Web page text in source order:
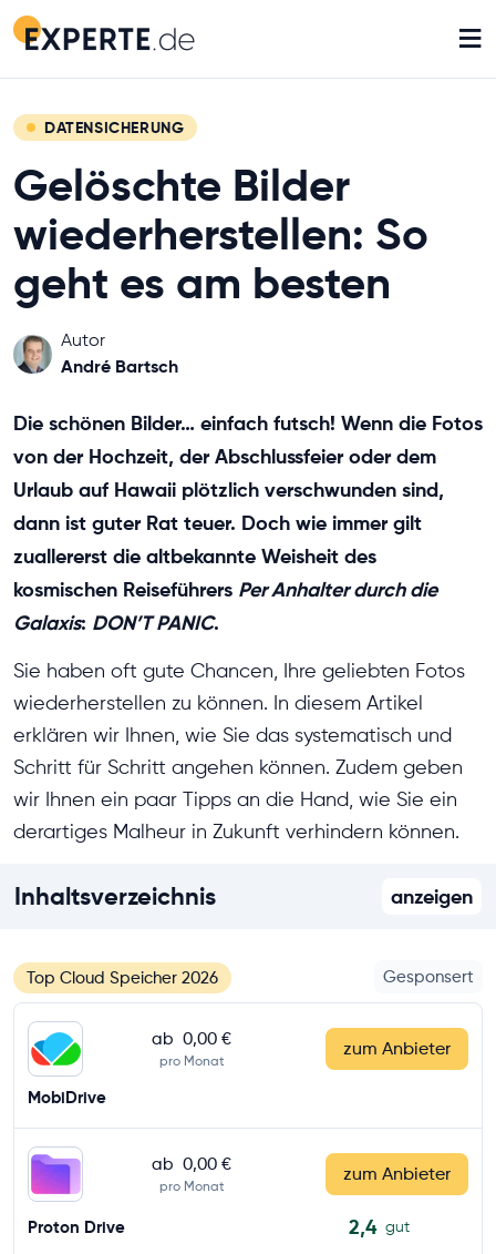
≡
DATENSICHERUNG
Gelöschte Bilder
wiederherstellen: So
geht es am besten
Autor
André Bartsch
Die schönen Bilder… einfach futsch! Wenn die Fotos
von der Hochzeit, der Abschlussfeier oder dem
Urlaub auf Hawaii plötzlich verschwunden sind,
dann ist guter Rat teuer. Doch wie immer gilt
zuallererst die altbekannte Weisheit des
kosmischen Reiseführers Per Anhalter durch die
Galaxis: DON’T PANIC.
Sie haben oft gute Chancen, Ihre geliebten Fotos
wiederherstellen zu können. In diesem Artikel
erklären wir Ihnen, wie Sie das systematisch und
Schritt für Schritt angehen können. Zudem geben
wir Ihnen ein paar Tipps an die Hand, wie Sie ein
derartiges Malheur in Zukunft verhindern können.
Inhaltsverzeichnis anzeigen
Top Cloud Speicher 2026 Gesponsert
ab 0,00 €
pro Monat
zum Anbieter
MobiDrive
ab 0,00 €
pro Monat
zum Anbieter
Proton Drive 2,4 gut